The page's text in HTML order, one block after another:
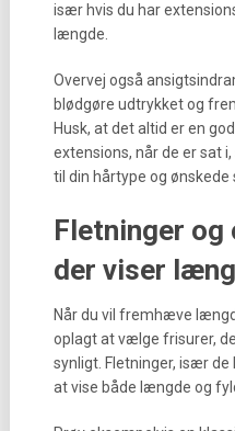
især hvis du har
længde.
Overvej også
blødgøre udtrykket og
Husk, at det altid er en
extensions, når de er sat
til din hårtype og ønskede
Fletninger
der viser
Når du vil fremhæve
oplagt at vælge frisurer,
synligt. Fletninger, især de
at vise både længde og